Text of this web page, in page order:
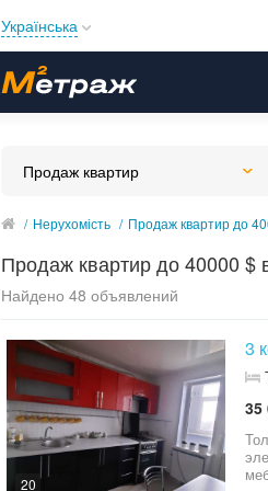
Українська
Українська
Продаж квартир
/ Нерухомість / Продаж квартир до
Продаж квартир до 40000 $
Найдено 48 объявлений
20
3
35